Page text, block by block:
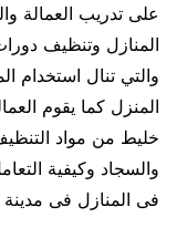
على تدريب العمالة
المنازل وتنظيف
والتي تنال استخدام
المنزل كما يقوم
خليط من مواد
والسجاد وكيفية
فى المنازل فى مدينة